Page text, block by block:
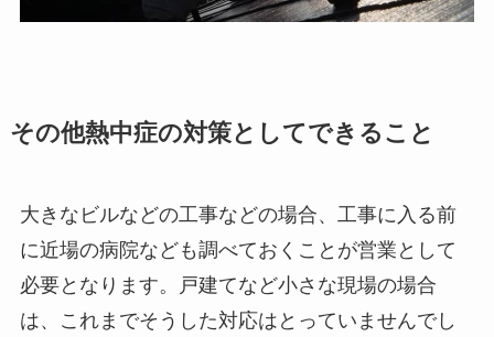
その他熱中症の対策としてできること
大きなビルなどの工事などの場合、工事に入る前
に近場の病院なども調べておくことが営業として
必要となります。戸建てなど小さな現場の場合
は、これまでそうした対応はとっていませんでし